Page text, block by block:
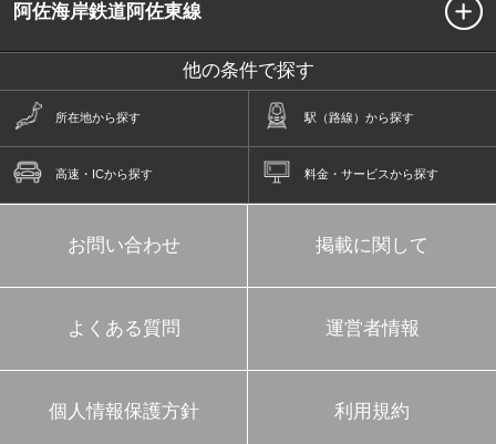
阿佐海岸鉄道阿佐東線
他の条件で探す
所在地から探す 駅（路線） から探す
高速・ICから探す 料金・サービスから探す
お問い合わせ 掲載に関して
よくある質問 運営者情報
個人情報保護方針 利用規約